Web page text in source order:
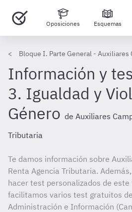
Oposiciones Esquemas
Bloque I. Parte General - Auxiliares
Información y
3. Igualdad y
Género de Auxiliares
Tributaria
Te damos información sobre
Renta Agencia Tributaria.
hacer test personalizados de este
facilitamos varios test gratuitos
Administración e Información